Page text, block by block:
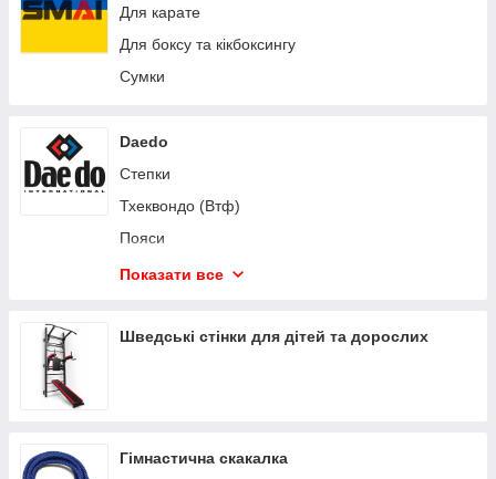
Бокс
Джіу-Джітсу
Кікбоксинг
Капи захисні для боксу та єдиноборств
Сумки та рюкзаки спортивні
Пояси для кімоно
Карате захисне екіпірування кімоно
Лапы пэды тай пады ударные для бокса и
единоборств
Дзюдо кімоно захоплення
Для карате
Для боксу та кікбоксингу
Сумки
Daedo
Степки
Тхеквондо (Втф)
Пояси
Карате
Кімоно для дзюдо
Показати все
Шведські стінки для дітей та дорослих
Гімнастична скакалка